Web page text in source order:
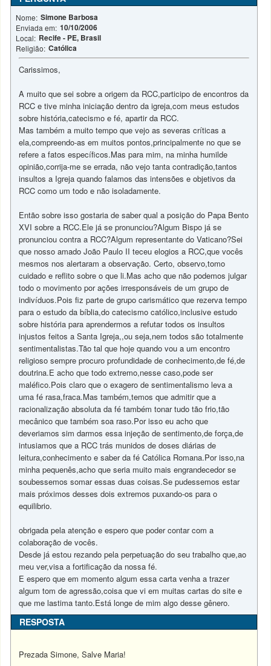
Nome: Simone Barbosa
Enviada em: 10/10/2006
Local: Recife - PE, Brasil
Religião: Católica
Carissimos,
A muito que sei sobre a origem da RCC,participo de encontros da
RCC e tive minha iniciação dentro da igreja,com meus estudos
sobre história,catecismo e fé, apartir da RCC.
Mas também a muito tempo que vejo as severas críticas a
ela,compreendo-as em muitos pontos,principalmente no que se
refere a fatos específicos.Mas para mim, na minha humilde
opinião,corrija-me se errada, não vejo tanta contradição,tantos
insultos a Igreja quando falamos das intensões e objetivos da
RCC como um todo e não isoladamente.
Então sobre isso gostaria de saber qual a posição do Papa Bento
XVI sobre a RCC.Ele já se pronunciou?Algum Bispo já se
pronunciou contra a RCC?Algum representante do Vaticano?Sei
que nosso amado João Paulo II teceu elogios a RCC,que vocês
mesmos nos alertaram a observação. Certo, observo,tomo
cuidado e reflito sobre o que li.Mas acho que não podemos julgar
todo o movimento por ações irresponsáveis de um grupo de
indivíduos.Pois fiz parte de grupo carismático que rezerva tempo
para o estudo da bíblia,do catecismo católico,inclusive estudo
sobre história para aprendermos a refutar todos os insultos
injustos feitos a Santa Igreja,,ou seja,nem todos são totalmente
sentimentalistas.Tão tal que hoje quando vou a um encontro
religioso sempre procuro profundidade de conhecimento,de fé,de
doutrina.E acho que todo extremo,nesse caso,pode ser
maléfico.Pois claro que o exagero de sentimentalismo leva a
uma fé rasa,fraca.Mas também,temos que admitir que a
racionalização absoluta da fé também tonar tudo tão frio,tão
mecânico que também soa raso.Por isso eu acho que
deveriamos sim darmos essa injeção de sentimento,de força,de
intusiamos que a RCC trás munidos de doses diárias de
leitura,conhecimento e saber da fé Católica Romana.Por isso,na
minha pequenês,acho que seria muito mais engrandecedor se
soubessemos somar essas duas coisas.Se pudessemos estar
mais próximos desses dois extremos puxando-os para o
equilibrio.
obrigada pela atenção e espero que poder contar com a
colaboração de vocês.
Desde já estou rezando pela perpetuação do seu trabalho que,ao
meu ver,visa a fortificação da nossa fé.
E espero que em momento algum essa carta venha a trazer
algum tom de agressão,coisa que vi em muitas cartas do site e
que me lastima tanto.Está longe de mim algo desse gênero.
RESPOSTA
Prezada Simone, Salve Maria!